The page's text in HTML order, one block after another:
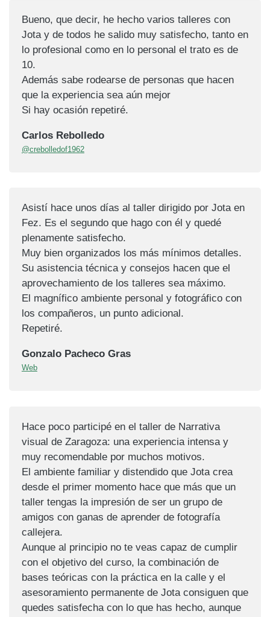
Bueno, que decir, he hecho varios talleres con
Jota y de todos he salido muy satisfecho, tanto en
lo profesional como en lo personal el trato es de
10.
Además sabe rodearse de personas que hacen
que la experiencia sea aún mejor
Si hay ocasión repetiré.
Carlos Rebolledo
@crebolledof1962
Asistí hace unos días al taller dirigido por Jota en
Fez. Es el segundo que hago con él y quedé
plenamente satisfecho.
Muy bien organizados los más mínimos detalles.
Su asistencia técnica y consejos hacen que el
aprovechamiento de los talleres sea máximo.
El magnífico ambiente personal y fotográfico con
los compañeros, un punto adicional.
Repetiré.
Gonzalo Pacheco Gras
Web
Hace poco participé en el taller de Narrativa
visual de Zaragoza: una experiencia intensa y
muy recomendable por muchos motivos.
El ambiente familiar y distendido que Jota crea
desde el primer momento hace que más que un
taller tengas la impresión de ser un grupo de
amigos con ganas de aprender de fotografía
callejera.
Aunque al principio no te veas capaz de cumplir
con el objetivo del curso, la combinación de
bases teóricas con la práctica en la calle y el
asesoramiento permanente de Jota consiguen que
quedes satisfecha con lo que has hecho, aunque